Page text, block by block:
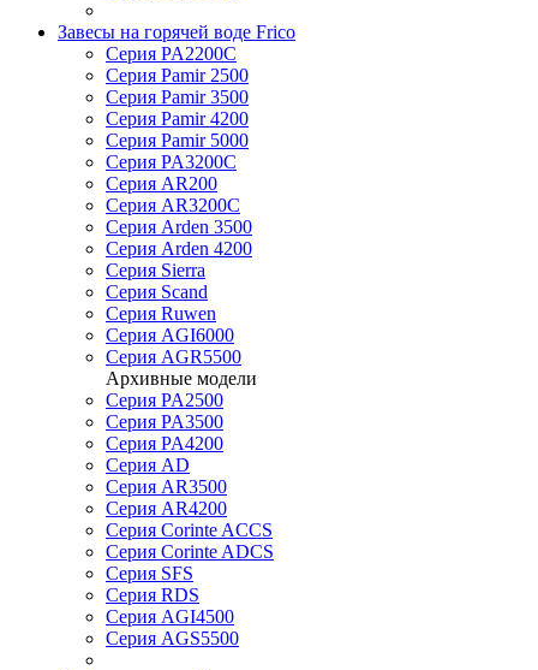
Завесы на горячей воде Frico
Серия PA2200C
Серия Pamir 2500
Серия Pamir 3500
Серия Pamir 4200
Серия Pamir 5000
Серия PA3200C
Серия AR200
Серия AR3200C
Серия Arden 3500
Серия Arden 4200
Серия Sierra
Серия Scand
Серия Ruwen
Серия AGI6000
Серия AGR5500
Архивные модели
Серия PA2500
Серия PA3500
Серия PA4200
Серия AD
Серия AR3500
Серия AR4200
Серия Corinte ACCS
Серия Corinte ADCS
Серия SFS
Серия RDS
Серия AGI4500
Серия AGS5500